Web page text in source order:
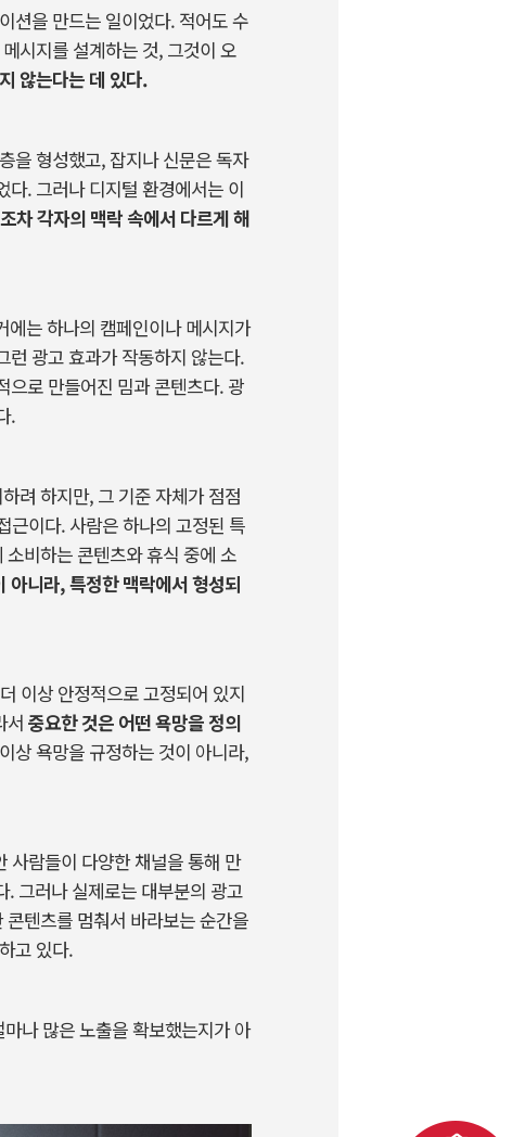
션을만드는 일이었다. 적어도수
메시지를 설계하는 것, 그것이 오
않는다는 데 있다.
을 형성했고, 잡지나 신문은독자
다. 그러나 디지털 환경에서는 이
차각자의 맥락 속에서 다르게해
에는하나의 캠페인이나 메시지가
런 광고 효과가 작동하지 않는다.
으로 만들어진 밈과 콘텐츠다. 광
.
려 하지만, 그 기준 자체가 점점
근이다. 사람은하나의 고정된 특
소비하는 콘텐츠와휴식 중에 소
아니라,특정한 맥락에서형성되
더 이상 안정적으로고정되어 있지
서 중요한 것은 어떤욕망을 정의
이상 욕망을 규정하는 것이 아니라,
사람들이 다양한 채널을통해 만
. 그러나 실제로는 대부분의 광고
콘텐츠를 멈춰서 바라보는순간을
고 있다.
마나 많은노출을 확보했는지가 아